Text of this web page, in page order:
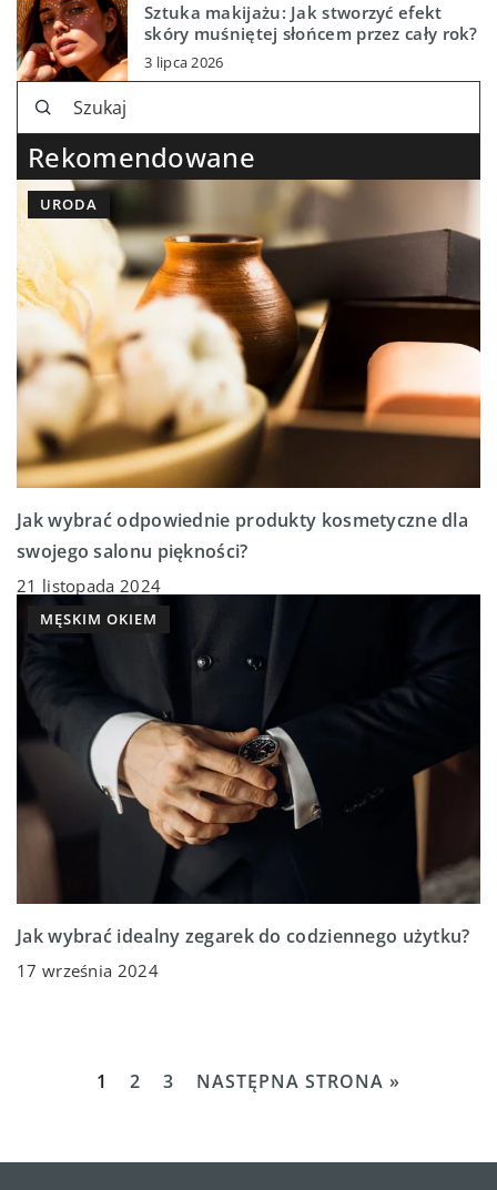
Sztuka makijażu: Jak stworzyć efekt
skóry muśniętej słońcem przez cały rok?
3 lipca 2026
Rekomendowane
URODA
Jak wybrać odpowiednie produkty kosmetyczne dla
swojego salonu piękności?
21 listopada 2024
MĘSKIM OKIEM
Jak wybrać idealny zegarek do codziennego użytku?
17 września 2024
1 2 3 NASTĘPNA STRONA »